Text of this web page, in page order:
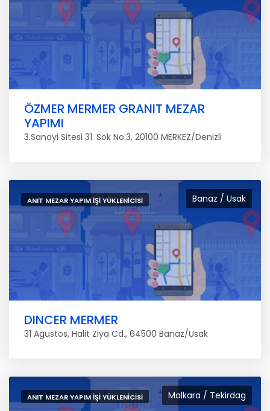
ÖZMER MERMER GRANIT MEZAR
YAPIMI
3.Sanayi Sitesi 31. Sok No:3, 20100 MERKEZ/Denizli
Banaz / Usak
ANIT MEZAR YAPIM İŞI YÜKLENICISI
DINCER MERMER
31 Agustos, Halit Ziya Cd., 64500 Banaz/Usak
Malkara / Tekirdag
ANIT MEZAR YAPIM İŞI YÜKLENICISI